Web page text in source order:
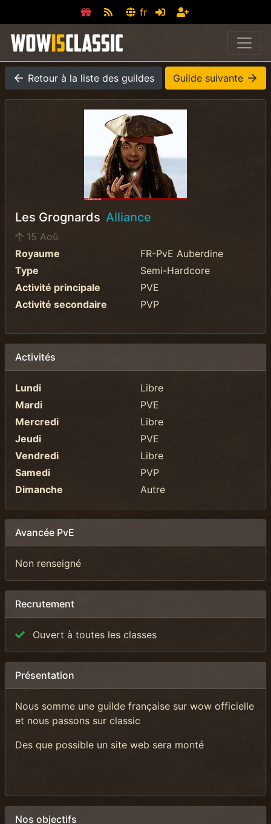
fr
Retour à la liste des guildes Guilde suivante
Les Grognards Alliance
15 Aoû
Royaume
FR-PvE Auberdine
Type
Semi-Hardcore
Activité principale
PVE
Activité secondaire
PVP
Activités
Lundi
Libre
Mardi
PVE
Mercredi
Libre
Jeudi
PVE
Vendredi
Libre
Samedi
PVP
Dimanche
Autre
Avancée PvE
Non renseigné
Recrutement
Ouvert à toutes les classes
Présentation
Nous somme une guilde française sur wow officielle
et nous passons sur classic
Des que possible un site web sera monté
Nos objectifs